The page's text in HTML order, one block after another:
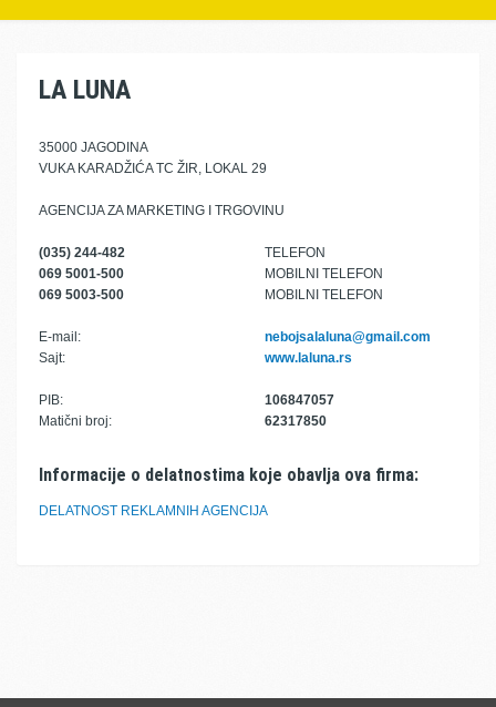
LA LUNA
35000 JAGODINA
VUKA KARADŽIĆA TC ŽIR, LOKAL 29
AGENCIJA ZA MARKETING I TRGOVINU
(035) 244-482
TELEFON
069 5001-500
MOBILNI TELEFON
069 5003-500
MOBILNI TELEFON
E-mail:
nebojsalaluna@gmail.com
Sajt:
www.laluna.rs
PIB:
106847057
Matični broj:
62317850
Informacije o delatnostima koje obavlja ova firma:
DELATNOST REKLAMNIH AGENCIJA